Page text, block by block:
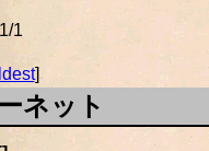
1
]
ネット